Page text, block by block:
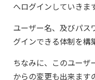
へログインしていきま
ユーザー名、及びパス
グインできる体制を構
ちなみに、このユーザ
からの変更も出来ます